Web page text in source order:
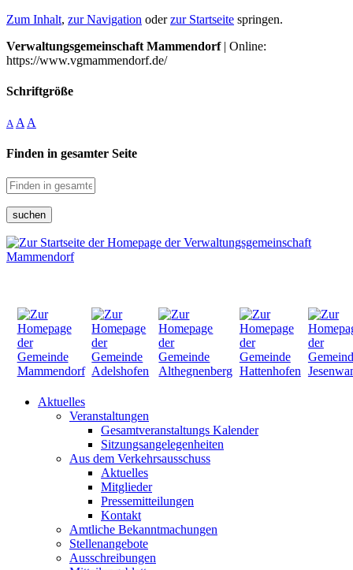
Zum Inhalt, zur Navigation oderzur Startseite springen.
Verwaltungsgemeinschaft Mammendorf| Online:
https://www.vgmammendorf.de/
Schriftgröße
A A A
Finden in gesamter Seite
suchen
Aktuelles
Veranstaltungen
Gesamtveranstaltungs Kalender
Sitzungsangelegenheiten
Aus dem Verkehrsausschuss
Aktuelles
Mitglieder
Pressemitteilungen
Kontakt
Amtliche Bekanntmachungen
Stellenangebote
Ausschreibungen